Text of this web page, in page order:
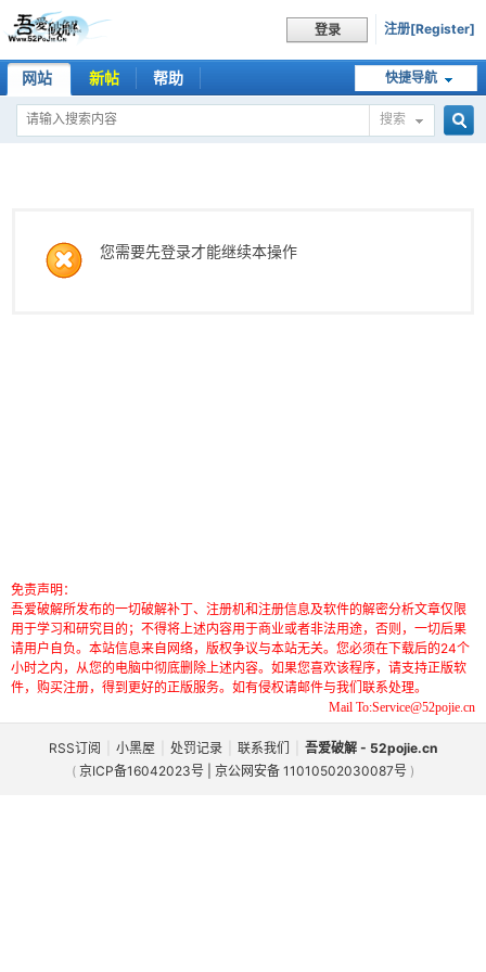
登录 注册[Register]
快捷导航
网站 新帖 帮助
搜索
您需要先登录才能继续本操作
免责声明：
吾爱破解所发布的一切破解补丁、注册机和注册信息及软件的解密分析文章仅限
用于学习和研究目的；不得将上述内容用于商业或者非法用途，否则，一切后果
请用户自负。本站信息来自网络，版权争议与本站无关。您必须在下载后的24个
小时之内，从您的电脑中彻底删除上述内容。如果您喜欢该程序，请支持正版软
件，购买注册，得到更好的正版服务。如有侵权请邮件与我们联系处理。
Mail To:Service@52pojie.cn
RSS订阅 小黑屋 处罚记录 联系我们
吾爱破解 - 52pojie.cn
( 京ICP备16042023号 | 京公网安备 11010502030087号 )